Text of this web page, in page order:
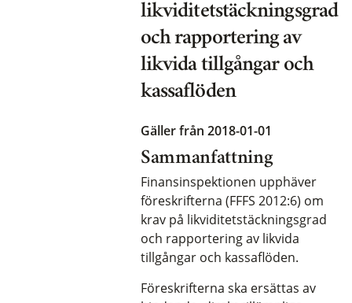
likviditetstäckningsgrad
och rapportering av
likvida tillgångar och
kassaflöden
Gäller från 2018-01-01
Sammanfattning
Finansinspektionen upphäver
föreskrifterna (FFFS 2012:6) om
krav på likviditetstäckningsgrad
och rapportering av likvida
tillgångar och kassaflöden.
Föreskrifterna ska ersättas av